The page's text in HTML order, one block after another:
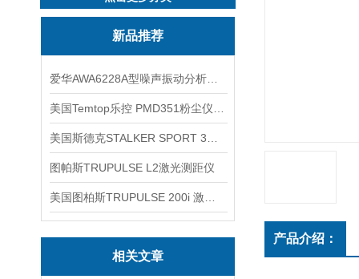
新品推荐
图帕斯TRUPULSE L2激光测距仪
相关文章
产品介绍：